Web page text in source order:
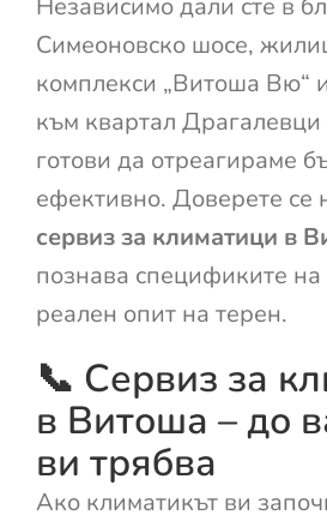
Независимо дали сте в
Симеоновско шосе,
комплекси „Витоша Вю“
към квартал Драгалевци
готови да отреагираме
ефективно. Доверете се
сервиз за климатици в
познава спецификите
реален опит на терен.
📞 Сервиз за
в Витоша – до
ви трябва
Ако климатикът ви